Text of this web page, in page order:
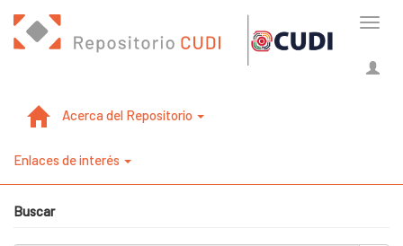
Acerca del Repositorio
Enlaces de interés
Buscar